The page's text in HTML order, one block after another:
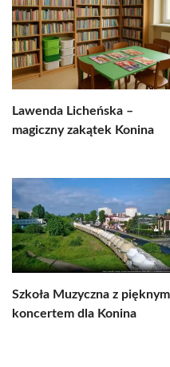
Lawenda Licheńska –
magiczny zakątek Konina
Szkoła Muzyczna z pięknym
koncertem dla Konina